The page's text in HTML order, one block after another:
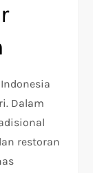
Dalam
restoran